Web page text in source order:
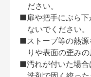
ださい。
■扉や把手にぶら下
ないでください。
■ストーブ等の熱源
りや表面の歪みの
■汚れが付いた場合